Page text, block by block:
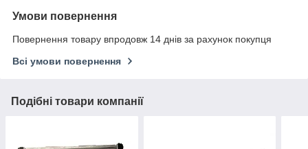
Умови повернення
Повернення товару впродовж 14 днів за рахунок покупця
Всі умови повернення
Подібні товари компанії